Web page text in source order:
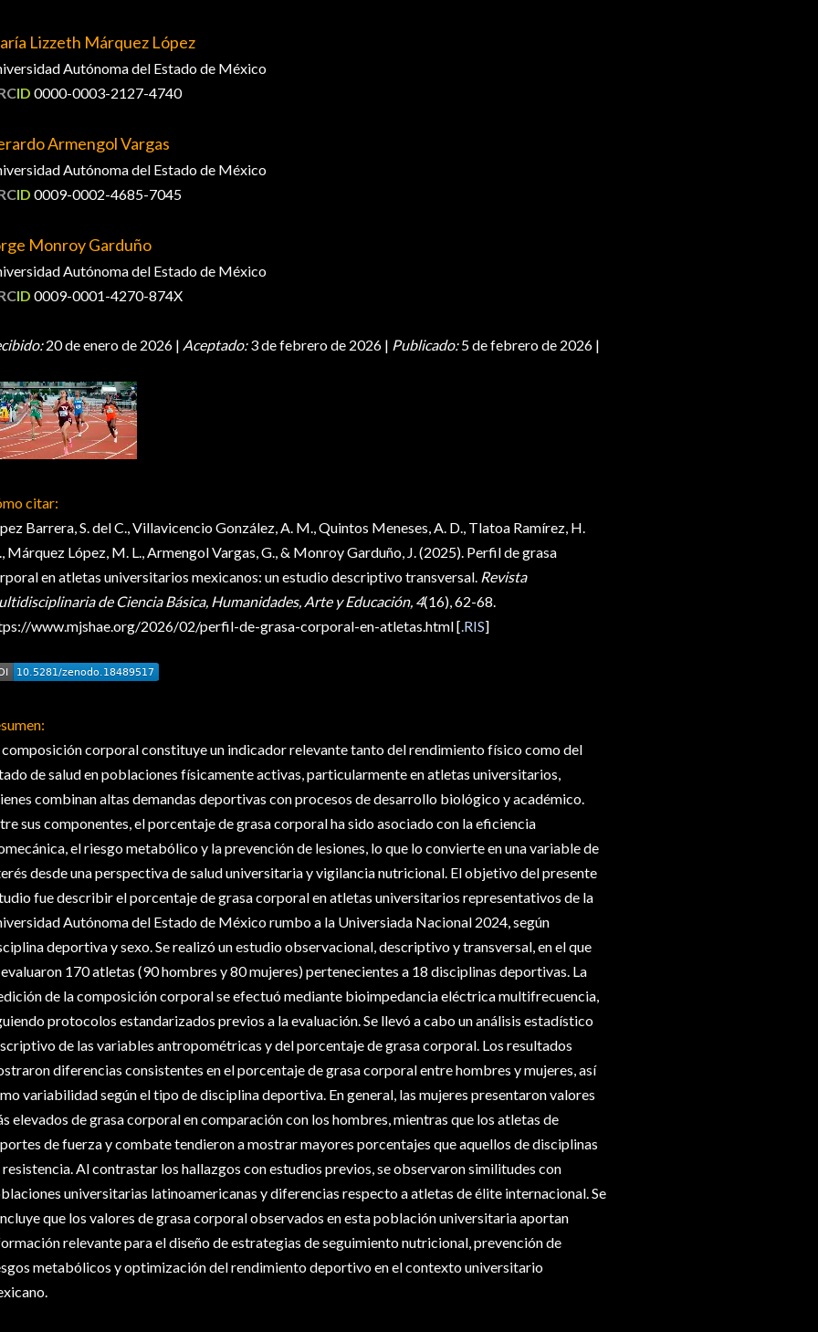
Lizzeth Márquez López
Autónoma del Estado de México
ID 0000-0003-2127-4740
Armengol Vargas
Autónoma del Estado de México
ID 0009-0002-4685-7045
Monroy Garduño
Autónoma del Estado de México
ID 0009-0001-4270-874X
20 de enero de 2026 | Aceptado:3 de febrero de 2026 | Publicado:5 de febrero de 2026 |
citar:
Barrera, S. del C., Villavicencio González, A. M., Quintos Meneses, A. D., Tlatoa Ramírez, H.
Márquez López, M. L., Armengol Vargas, G., & Monroy Garduño, J. (2025). Perfil de grasa
en atletas universitarios mexicanos: un estudio descriptivo transversal. Revista
de Ciencia Básica, Humanidades, Arte y Educación, 4(16), 62-68.
www.mjshae.org/2026/02/perfil-de-grasa-corporal-en-atletas.html [.RIS]
composición corporal constituye un indicador relevante tanto del rendimiento físico como del
de salud en poblaciones físicamente activas, particularmente en atletas universitarios,
combinan altas demandas deportivas con procesos de desarrollo biológico y académico.
sus componentes, el porcentaje de grasa corporal ha sido asociado con la eficiencia
el riesgo metabólico y la prevención de lesiones, lo que lo convierte en una variable de
desde una perspectiva de salud universitaria y vigilancia nutricional. El objetivo del presente
fue describir el porcentaje de grasa corporal en atletas universitarios representativos de la
Autónoma del Estado de México rumbo a la Universiada Nacional 2024, según
deportiva y sexo. Se realizó un estudio observacional, descriptivo y transversal, en el que
170 atletas (90 hombres y 80 mujeres) pertenecientes a 18 disciplinas deportivas. La
de la composición corporal se efectuó mediante bioimpedancia eléctrica multifrecuencia,
protocolos estandarizados previos a la evaluación. Se llevó a cabo un análisis estadístico
de las variables antropométricas y del porcentaje de grasa corporal. Los resultados
diferencias consistentes en el porcentaje de grasa corporal entre hombres y mujeres, así
variabilidad según el tipo de disciplina deportiva. En general, las mujeres presentaron valores
elevados de grasa corporal en comparación con los hombres, mientras que los atletas de
de fuerza y combate tendieron a mostrar mayores porcentajes que aquellos de disciplinas
resistencia. Al contrastar los hallazgos con estudios previos, se observaron similitudes con
universitarias latinoamericanas y diferencias respecto a atletas de élite internacional. Se
que los valores de grasa corporal observados en esta población universitaria aportan
relevante para el diseño de estrategias de seguimiento nutricional, prevención de
metabólicos y optimización del rendimiento deportivo en el contexto universitario